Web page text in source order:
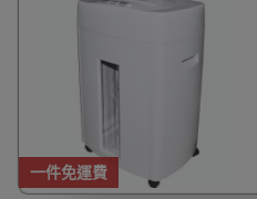
一件免運費